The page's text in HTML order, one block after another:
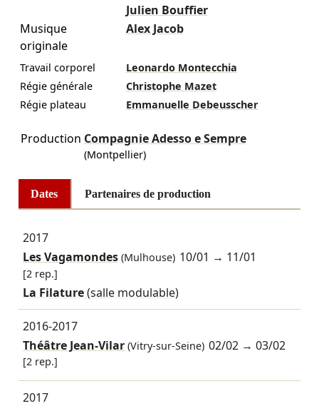
Julien Bouffier
Musique
originale
Alex Jacob
Travail corporel
Leonardo Montecchia
Régie générale
Christophe Mazet
Régie plateau
Emmanuelle Debeusscher
Production Compagnie Adesso e Sempre
(Montpellier)
Dates Partenaires de production
2017
Les Vagamondes(Mulhouse) 10/01 → 11/01
[2 rep.]
La Filature(salle modulable)
2016-2017
Théâtre Jean-Vilar(Vitry-sur-Seine) 02/02 →03/02
[2 rep.]
2017